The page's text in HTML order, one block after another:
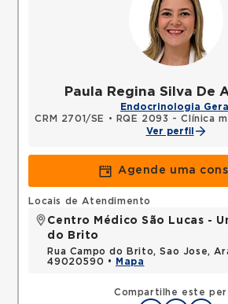
Paula Regina Silva De
Endocrinologia Geral
CRM 2701/SE
• RQE 2093 - Clínica
Ver perfil
Agende uma
Compartilhe este
Locais de Atendimento
Centro Médico São Lucas -
do Brito
Rua Campo do Brito, Sao Jose,
49020590 •
Mapa